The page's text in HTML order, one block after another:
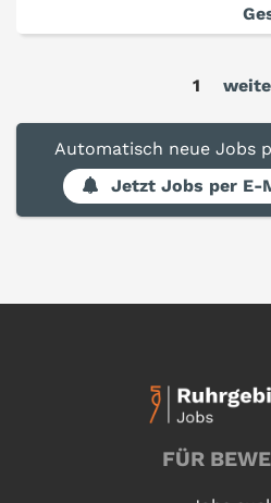
1
Automatisch neue Jobs
Jetzt Jobs per E-
FÜR